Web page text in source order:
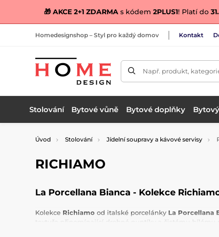
🎁 AKCE 2+1 ZDARMAs kódem 2PLUS1! Platí do
Homedesignshop – Styl pro každý domov Kontakt
Např. produkt,
Stolování Bytové vůně Bytové doplňky
Úvod Stolování Jídelní soupravy a kávové servisy
RICHIAMO
La Porcellana Bianca - Kolekce
Kolekce Richiamo od italské porcelánky La Porcellana
textuře připomínající drobné puntíky a čistému bílému